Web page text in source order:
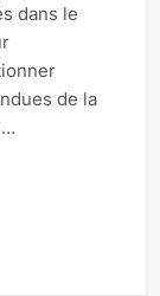
dans le
de la